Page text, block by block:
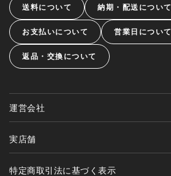
送料について 納期・配送について
お支払いについて 営業日について
返品・交換について
運営会社
実店舗
特定商取引法に基づく表示